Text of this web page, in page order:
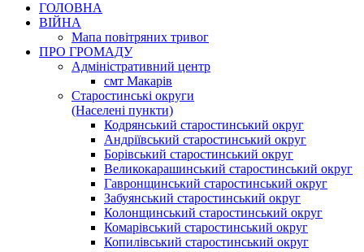
ГОЛОВНА
ВІЙНА
Мапа повітряних тривог
ПРО ГРОМАДУ
Aдміністративний центр
смт Макарів
Старостинські округи
(Населені пункти)
Кодрянський старостинський округ
Андріївський старостинський округ
Борівський старостинський округ
Великокарашинський старостинський округ
Гавронщинський старостинський округ
Забуянський старостинський округ
Колонщинський старостинський округ
Комарівський старостинський округ
Копилівський старостинський округ